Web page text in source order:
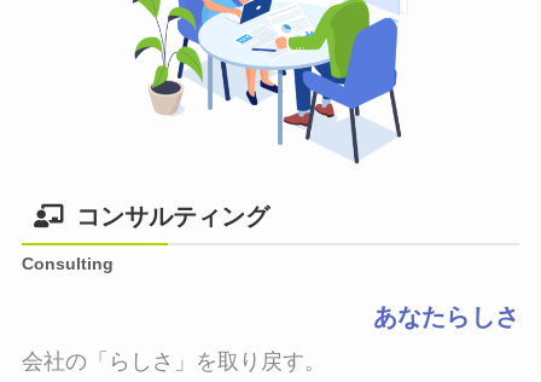
コンサルティング
Consulting
あなたらしさ
会社の「らしさ」を取り戻す。